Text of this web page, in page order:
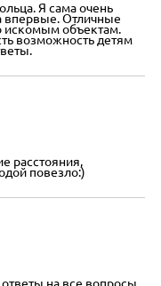
Я сама очень
впервые. Отличные
искомым объектам.
возможность детям
расстояния,
повезло:)